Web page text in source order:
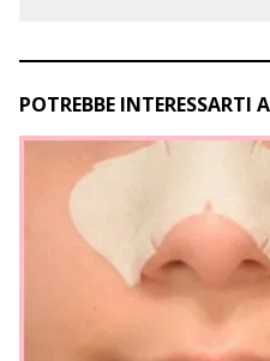
POTREBBE INTERESSARTI